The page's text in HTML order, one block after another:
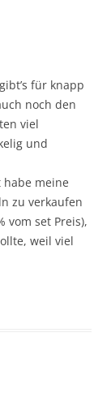
für knapp
noch den
viel
und
meine
zu verkaufen
vom set Preis),
weil viel